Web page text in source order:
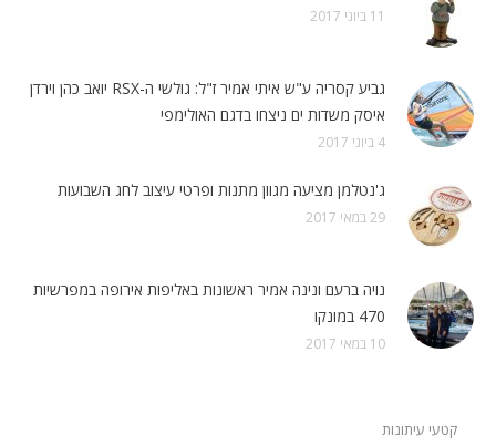
11 ביוני 2017
גביע קסריה ע"ש איתי אמיר ז"ל: גולשי ה-RSX יואב כהן וירדן
איסק משדות ים ניצחו בדגם האולימפי
4 ביוני 2017
ג'נטלמן מציעה מגוון מתנות ופרטי עיצוב לחג השבועות
29 במאי 2017
נויה ברעם ונינה אמיר ראשונות באליפות אירופה במפרשיות
470 במונקו
10 במאי 2017
קטעי עיתונות